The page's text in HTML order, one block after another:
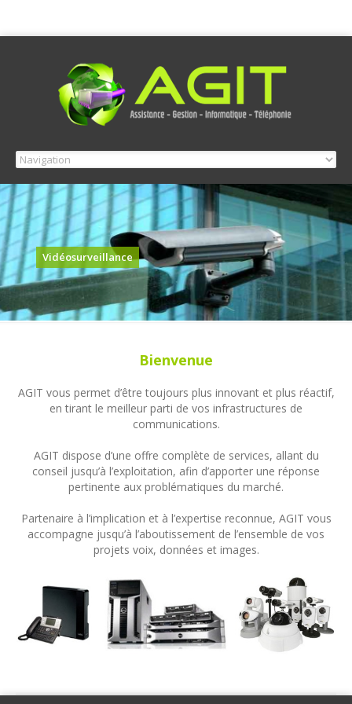
Vidéosurveillance
Bienvenue
AGIT vous permet d’être toujours plus innovant et plus réactif,
en tirant le meilleur parti de vos infrastructures de
communications.
AGIT dispose d’une offre complète de services, allant du
conseil jusqu’à l’exploitation, afin d’apporter une réponse
pertinente aux problématiques du marché.
Partenaire à l’implication et à l’expertise reconnue, AGIT vous
accompagne jusqu’à l’aboutissement de l’ensemble de vos
projets voix, données et images.